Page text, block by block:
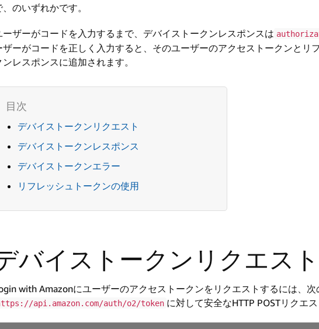
、のいずれかです。
ーザーがコードを入力するまで、デバイストークンレスポンスは
ザーがコードを正しく入力すると、そのユーザーのアクセストークンとリ
ンレスポンスに追加されます。
デバイストークンリクエスト
デバイストークンレスポンス
デバイストークンエラー
リフレッシュトークンの使用
バイストークンリクエスト
with Amazonにユーザーのアクセストークンをリクエストするには、次
api.amazon.com/auth/o2/token に対して安全なHTTP POSTリクエス